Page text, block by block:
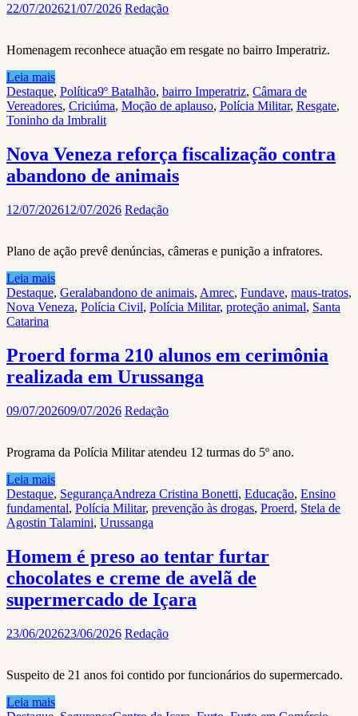
22/07/202621/07/2026 Redação
Homenagem reconhece atuação em resgate no bairro Imperatriz.
Leia mais
Destaque, Política9º Batalhão, bairro Imperatriz, Câmara de
Vereadores, Criciúma, Moção de aplauso, Polícia Militar, Resgate,
Toninho da Imbralit
Nova Veneza reforça fiscalização contra
abandono de animais
12/07/202612/07/2026 Redação
Plano de ação prevê denúncias, câmeras e punição a infratores.
Leia mais
Destaque, Geralabandono de animais, Amrec, Fundave, maus-tratos,
Nova Veneza, Polícia Civil, Polícia Militar, proteção animal, Santa
Catarina
Proerd forma 210 alunos em cerimônia
realizada em Urussanga
09/07/202609/07/2026 Redação
Programa da Polícia Militar atendeu 12 turmas do 5º ano.
Leia mais
Destaque, SegurançaAndreza Cristina Bonetti, Educação, Ensino
fundamental, Polícia Militar, prevenção às drogas, Proerd, Stela de
Agostin Talamini, Urussanga
Homem é preso ao tentar furtar
chocolates e creme de avelã de
supermercado de Içara
23/06/202623/06/2026 Redação
Suspeito de 21 anos foi contido por funcionários do supermercado.
Leia mais